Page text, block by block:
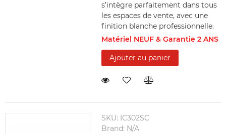
s’intègre parfaitement dans tous
les espaces de vente, avec une
finition blanche professionnelle.
Matériel NEUF & Garantie 2 ANS
Ajouter au panier
SKU: IC302SC
Brand: N/A